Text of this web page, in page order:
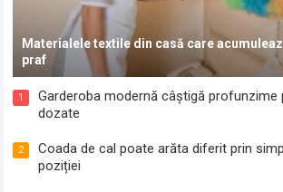
Materialele textile din casă care
praf
1
Garderoba modernă câștigă profunzime
dozate
2
Coada de cal poate arăta diferit prin
poziției